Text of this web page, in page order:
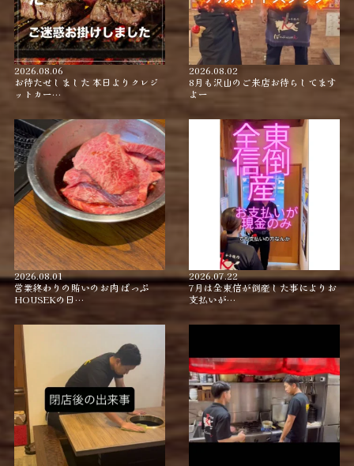
2026.08.06
お待たせしました 本日よりクレジ
ットカー…
2026.08.02
8月も沢山のご来店お待ちしてます
よー
2026.08.01
営業終わりの賄いのお肉 ぱっぷ
HOUSEKの日…
2026.07.22
7月は全東信が倒産した事によりお
支払いが…